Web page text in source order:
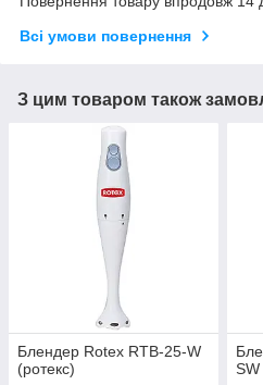
Всі умови повернення
З цим товаром також
Блендер Rotex RTB-25-W
(ротекс)
SW